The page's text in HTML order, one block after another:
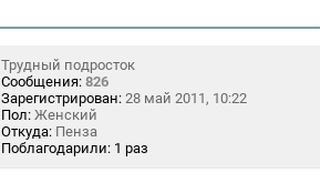
Трудный подросток
Сообщения: 826
Зарегистрирован: 28 май 2011, 10:22
Пол: Женский
Откуда: Пенза
Поблагодарили: 1 раз